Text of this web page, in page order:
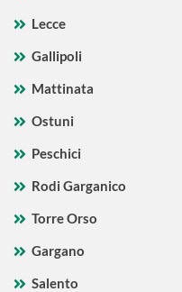
Lecce
Gallipoli
Mattinata
Ostuni
Peschici
Rodi Garganico
Torre Orso
Gargano
Salento